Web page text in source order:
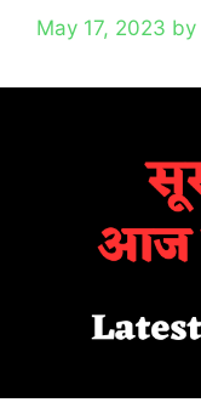
May 17, 2023 by